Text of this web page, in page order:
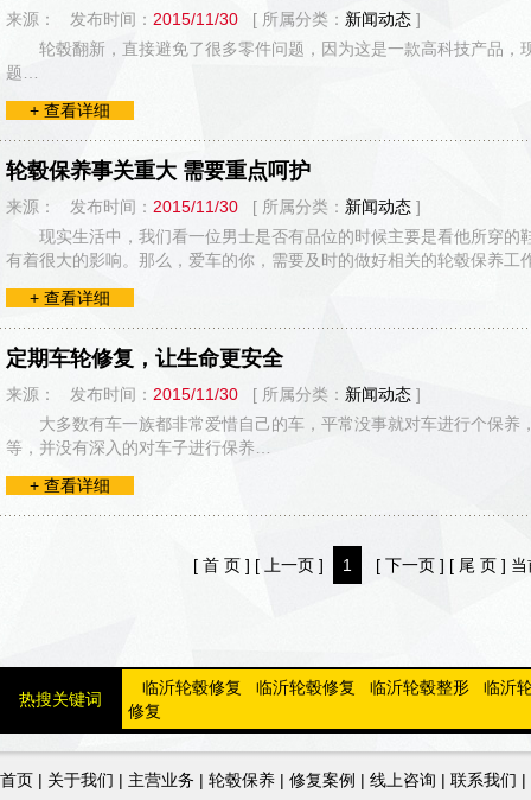
来源： 发布时间： 2015/11/30 [ 所属分类： 新闻动态 ]
轮毂翻新，直接避免了很多零件问题，因为这是一款高科技产品
题…
+ 查看详细
轮毂保养事关重大 需要重点呵护
来源： 发布时间： 2015/11/30 [ 所属分类： 新闻动态 ]
现实生活中，我们看一位男士是否有品位的时候主要是看他所穿
有着很大的影响。那么，爱车的你，需要及时的做好相关的轮毂保养
+ 查看详细
定期车轮修复，让生命更安全
来源： 发布时间： 2015/11/30 [ 所属分类： 新闻动态 ]
大多数有车一族都非常爱惜自己的车，平常没事就对车进行个保
等，并没有深入的对车子进行保养…
+ 查看详细
[ 首 页 ] [ 上一页 ] 1 [ 下一页 ] [ 尾 页 ]
热搜关键词
临沂轮毂修复 临沂轮毂修复 临沂轮毂整形
临沂
修复
首页 | 关于我们 | 主营业务 | 轮毂保养 | 修复案例 | 线上咨询 | 联系我们 |